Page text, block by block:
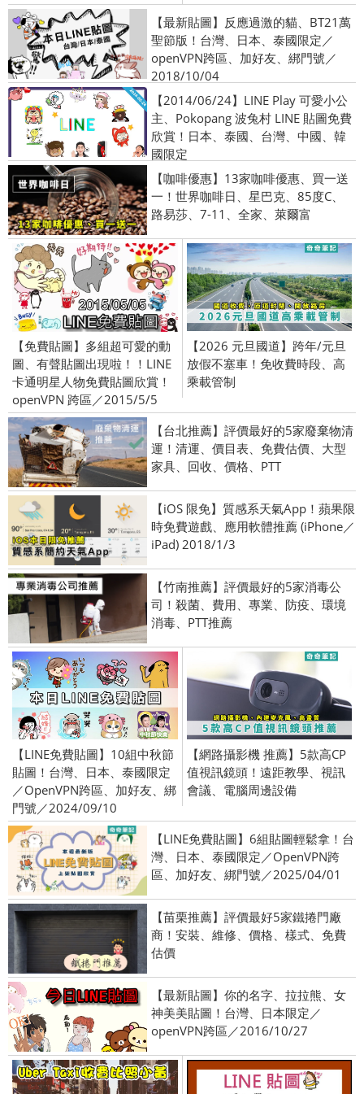
【最新貼圖】反應過激的貓、BT21萬
聖節版！台灣、日本、泰國限定／
openVPN跨區、加好友、綁門號／
2018/10/04
【2014/06/24】LINE Play 可愛小公
主、Pokopang 波兔村 LINE 貼圖免費
欣賞！日本、泰國、台灣、中國、韓
國限定
【咖啡優惠】13家咖啡優惠、買一送
一！世界咖啡日、星巴克、85度C、
路易莎、7-11、全家、萊爾富
【免費貼圖】多組超可愛的動
圖、有聲貼圖出現啦！！LINE
卡通明星人物免費貼圖欣賞！
openVPN 跨區／2015/5/5
【2026 元旦國道】跨年/元旦
放假不塞車！免收費時段、高
乘載管制
【台北推薦】評價最好的5家廢棄物清
運！清運、價目表、免費估價、大型
家具、回收、價格、PTT
【iOS 限免】質感系天氣App！蘋果限
時免費遊戲、應用軟體推薦 (iPhone／
iPad) 2018/1/3
【竹南推薦】評價最好的5家消毒公
司！殺菌、費用、專業、防疫、環境
消毒、PTT推薦
【LINE免費貼圖】10組中秋節
貼圖！台灣、日本、泰國限定
／OpenVPN跨區、加好友、綁
門號／2024/09/10
【網路攝影機 推薦】5款高CP
值視訊鏡頭！遠距教學、視訊
會議、電腦周邊設備
【LINE免費貼圖】6組貼圖輕鬆拿！台
灣、日本、泰國限定／OpenVPN跨
區、加好友、綁門號／2025/04/01
【苗栗推薦】評價最好5家鐵捲門廠
商！安裝、維修、價格、樣式、免費
估價
【最新貼圖】你的名字、拉拉熊、女
神美美貼圖！台灣、日本限定／
openVPN跨區／2016/10/27